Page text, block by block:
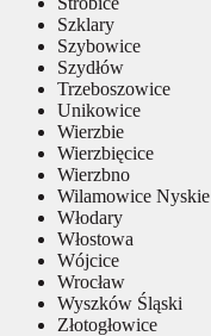
Szklary
Szybowice
Szydłów
Trzeboszowice
Unikowice
Wierzbie
Wierzbięcice
Wierzbno
Wilamowice Nyskie
Włodary
Włostowa
Wójcice
Wrocław
Wyszków Śląski
Złotogłowice